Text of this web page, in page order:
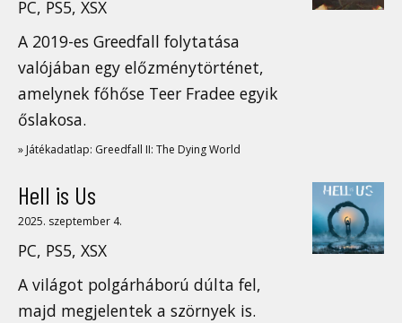
PC, PS5, XSX
A 2019-es Greedfall folytatása
valójában egy előzménytörténet,
amelynek főhőse Teer Fradee egyik
őslakosa.
» Játékadatlap: Greedfall II: The Dying World
Hell is Us
2025. szeptember 4.
PC, PS5, XSX
A világot polgárháború dúlta fel,
majd megjelentek a szörnyek is.